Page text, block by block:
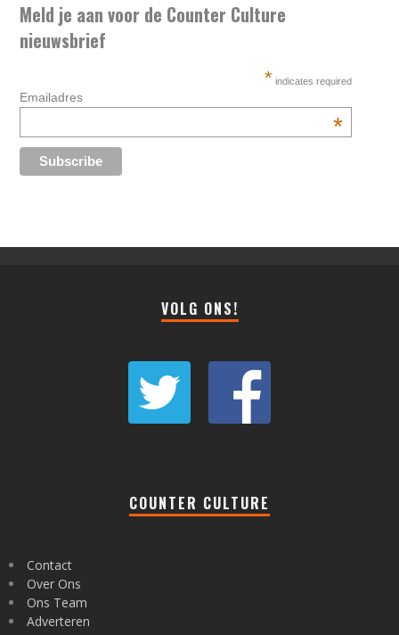
Meld je aan voor de Counter Culture
nieuwsbrief
* indicates required
Emailadres
*
VOLG ONS!
COUNTER CULTURE
Contact
Over Ons
Ons Team
Adverteren